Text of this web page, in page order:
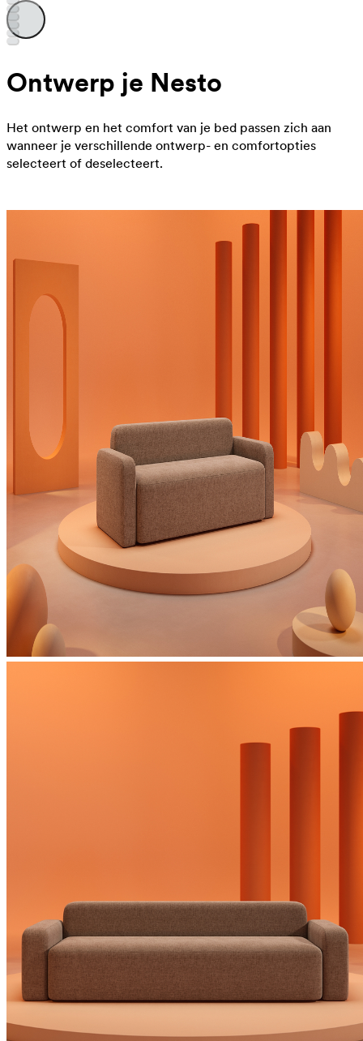
Ontwerp je Nesto
Het ontwerp en het comfort van je bed passen zich aan
wanneer je verschillende ontwerp- en comfortopties
selecteert of deselecteert.